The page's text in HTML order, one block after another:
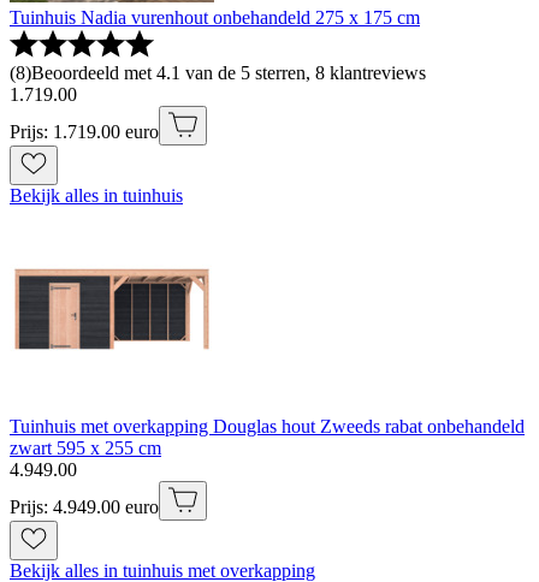
Tuinhuis Nadia vurenhout onbehandeld 275 x 175 cm
(8)Beoordeeld met 4.1 van de 5 sterren, 8 klantreviews
1 .719.00
Prijs: 1.719.00 euro
Bekijk alles in tuinhuis
Tuinhuis met overkapping Douglas hout Zweeds rabat onbehandeld
zwart 595 x 255 cm
4.949.00
Prijs: 4.949.00 euro
Bekijk alles in tuinhuis met overkapping